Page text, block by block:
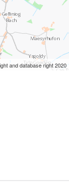
and database right 2020